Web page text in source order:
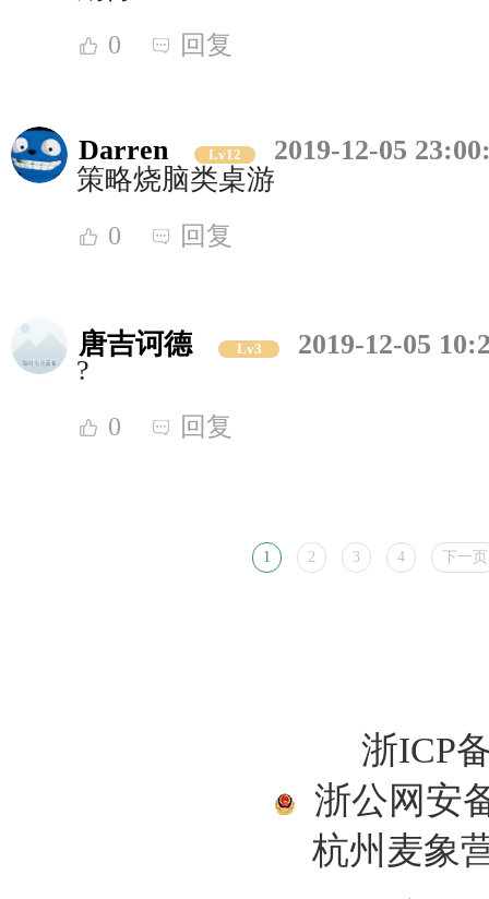
0 回复
Darren Lv12
2019-12-05
策略烧脑类桌游
0 回复
唐吉诃德 Lv3
2019-12-05
?
0 回复
1 2 3 4 下一页
浙ICP
浙公网安
杭州麦象